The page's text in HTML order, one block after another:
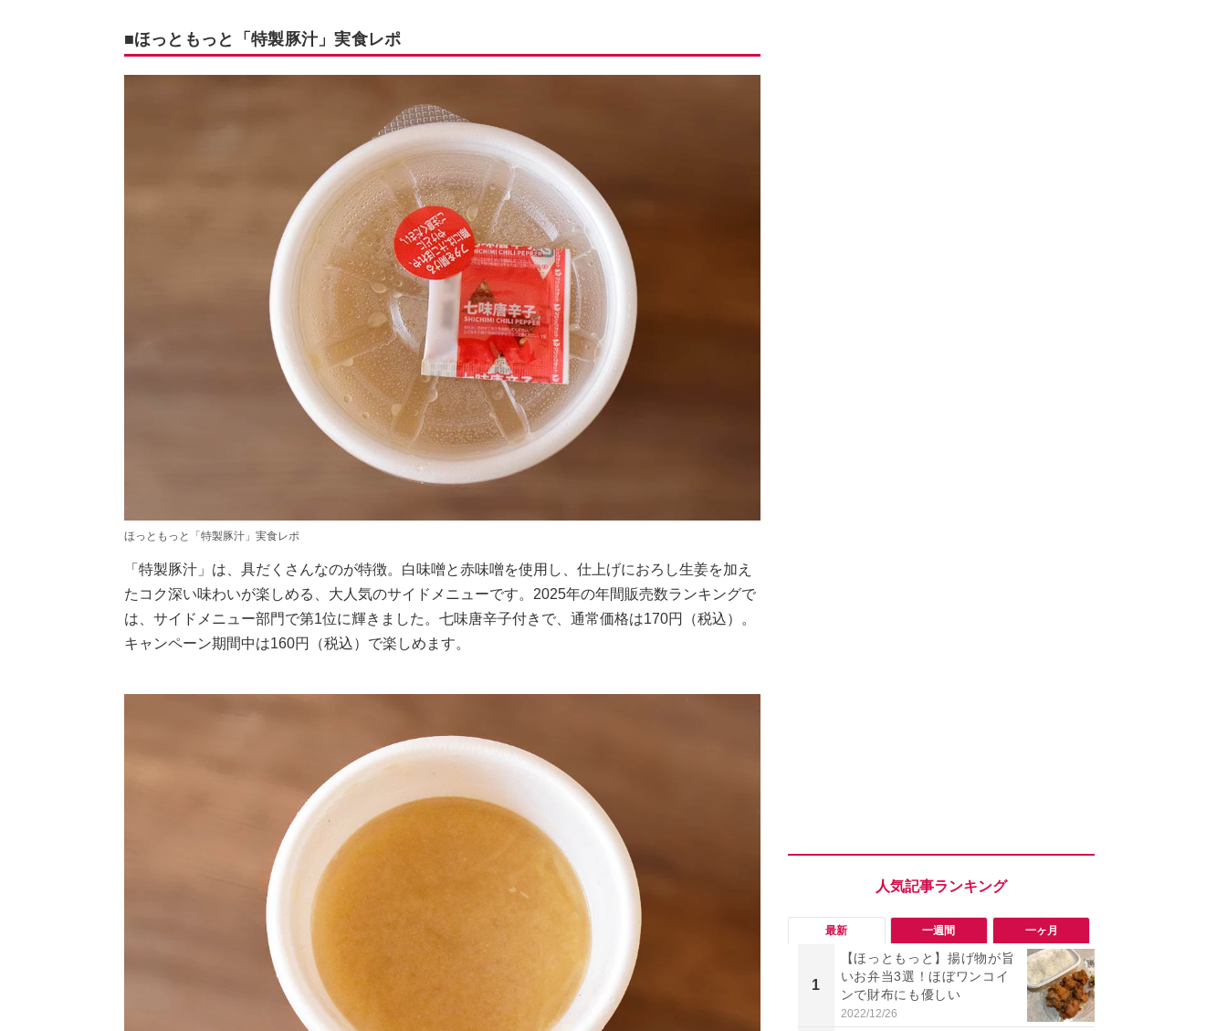
■ほっともっと「特製豚汁」実食レポ
ほっともっと「特製豚汁」実食レポ
「特製豚汁」は、具だくさんなのが特徴。白味噌と赤味噌を使用し、仕上げにおろし生姜を加え
たコク深い味わいが楽しめる、大人気のサイドメニューです。2025年の年間販売数ランキングで
は、サイドメニュー部門で第1位に輝きました。七味唐辛子付きで、通常価格は170円（税込）。
キャンペーン期間中は160円（税込）で楽しめます。
最新 一週間 一ヶ月
1
【ほっともっと】揚げ物が旨
いお弁当3選！ほぼワンコイ
ンで財布にも優しい
2022/12/26